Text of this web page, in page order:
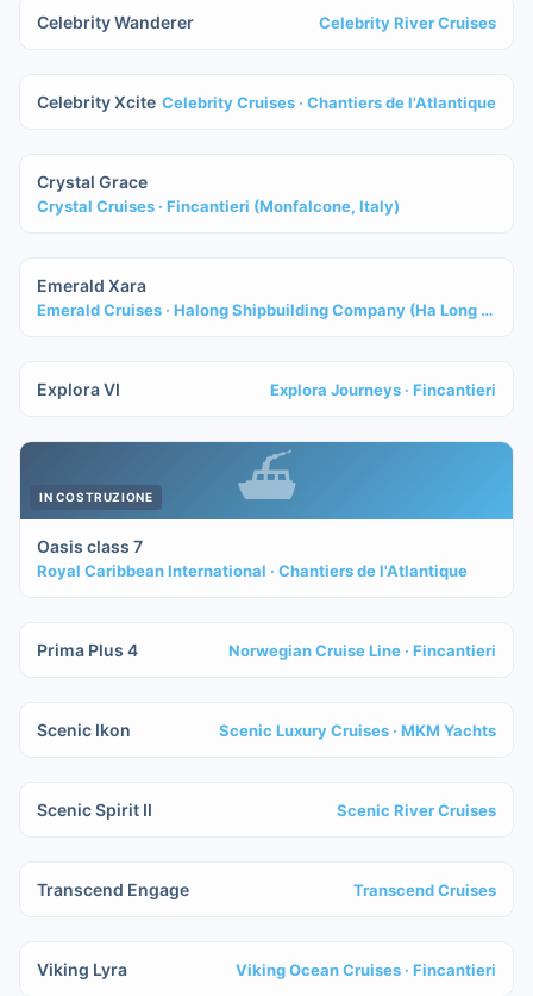
Celebrity Wanderer Celebrity River Cruises
Celebrity Xcite Celebrity Cruises · Chantiers de l'Atlantique
Crystal Grace
Crystal Cruises · Fincantieri (Monfalcone, Italy)
Emerald Xara
Emerald Cruises · Halong Shipbuilding Company (Ha Long City, Vietnam)
Explora VI Explora Journeys · Fincantieri
⛴
IN COSTRUZIONE
Oasis class 7
Royal Caribbean International · Chantiers de l'Atlantique
Prima Plus 4 Norwegian Cruise Line · Fincantieri
Scenic Ikon Scenic Luxury Cruises · MKM Yachts
Scenic Spirit II Scenic River Cruises
Transcend Engage Transcend Cruises
Viking Lyra Viking Ocean Cruises · Fincantieri